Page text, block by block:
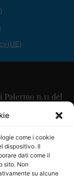
come i cookie
dispositivo. Il
dati come il
sito. Non
su alcune
(UE)
n.11 del